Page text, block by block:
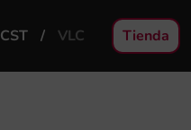
CST VLC Tienda